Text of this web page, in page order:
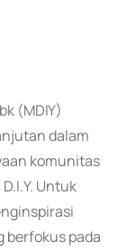
(MDIY)
dalam
komunitas
Untuk
berfokus pada